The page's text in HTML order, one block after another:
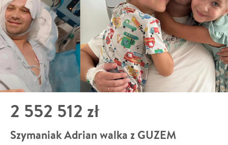
2 552 512 zł
Szymaniak Adrian walka z GUZEM